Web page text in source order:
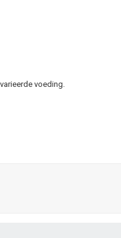
voeding.